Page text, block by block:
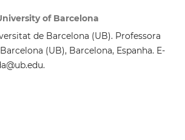
of Barcelona
de Barcelona (UB). Professora
(UB), Barcelona, Espanha. E-